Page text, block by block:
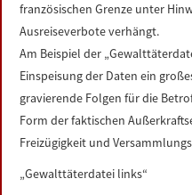
IMPRESSUM
französischen Grenze unter
Ausreiseverbote verhängt.
Am Beispiel der
Einspeisung der Daten ein
gravierende Folgen für die
Form der faktischen
Freizügigkeit und
„Gewalttäterdatei links“